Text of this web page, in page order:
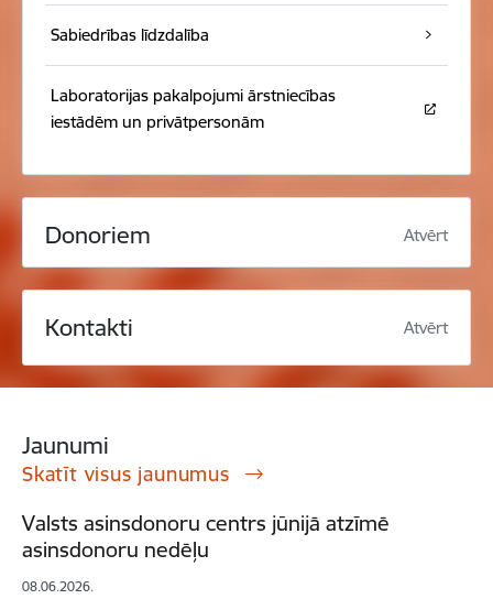
Sabiedrības līdzdalība
Laboratorijas pakalpojumi ārstniecības
iestādēm un privātpersonām
Donoriem Atvērt
Kontakti Atvērt
Jaunumi
Skatīt visus jaunumus
Valsts asinsdonoru centrs jūnijā atzīmē
asinsdonoru nedēļu
08.06.2026.